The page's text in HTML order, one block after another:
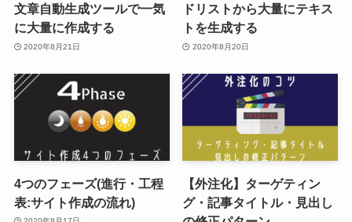
文章自動生成ツールで一気
に大量に作成する
2020年8月21日
ドリストから大量にテキス
トを生成する
2020年8月20日
4つのフェーズ(進行・工程
表:サイト作成の流れ)
【外注化】ターゲティン
グ・記事タイトル・見出し